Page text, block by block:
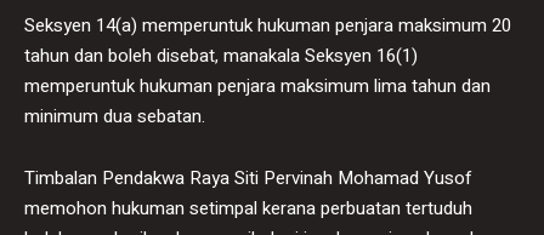
Seksyen 14(a) memperuntuk hukuman penjara maksimum 20
tahun dan boleh disebat, manakala Seksyen 16(1)
memperuntuk hukuman penjara maksimum lima tahun dan
minimum dua sebatan.
Timbalan Pendakwa Raya Siti Pervinah Mohamad Yusof
memohon hukuman setimpal kerana perbuatan tertuduh